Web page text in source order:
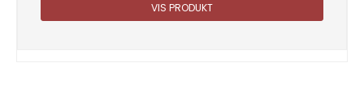
VIS PRODUKT